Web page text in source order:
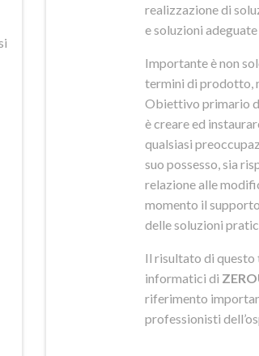
realizzazione di
e soluzioni
Importante è non
termini di prodotto,
Obiettivo primario
è creare ed
qualsiasi
suo possesso, sia
relazione alle
momento il
delle soluzioni
Il risultato di questo
informatici di
riferimento
professionisti